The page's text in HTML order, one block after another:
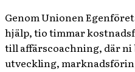
Genom Unionen
hjälp, tio timmar
till affärscoachning, där
utveckling,